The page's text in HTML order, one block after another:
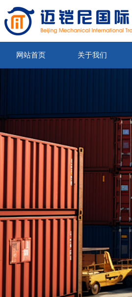
网站首页 关于我们